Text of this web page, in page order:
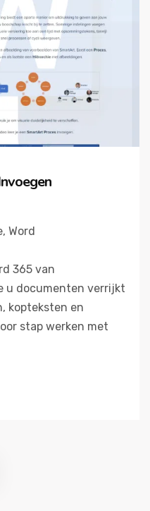
, Word
365 van
u documenten verrijkt
kopteksten en
stap werken met